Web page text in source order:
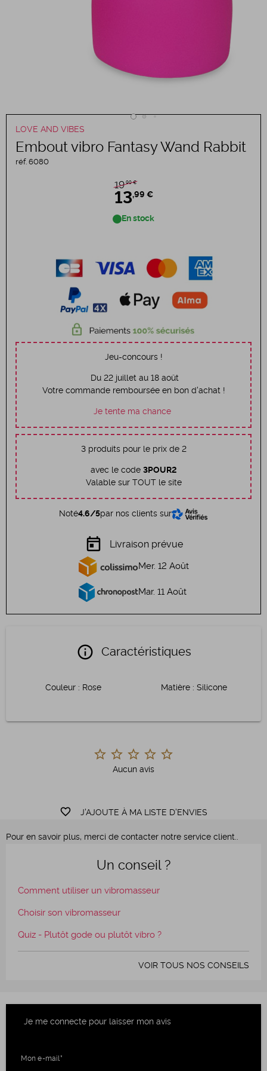
LOVE AND VIBES
Embout vibro Fantasy Wand Rabbit
réf. 6080
19,99 €
13,99 €
En stock
Jeu-concours !
Du 22 juillet au 18 août
Votre commande remboursée en bon d'achat !
Je tente ma chance
3 produits pour le prix de 2
avec le code 3POUR2
Valable sur TOUT le site
Noté4.6/5par nos clients sur
today Livraison prévue
Mer. 12 Août
Mar. 11 Août
Aucun avis
favorite_border J'AJOUTE À MA LISTE D'ENVIES
info Caractéristiques
Couleur: Rose Matière : Silicone
Pour en savoir plus, merci de contacter notre service client..
Un conseil ?
Comment utiliser un vibromasseur
Choisir son vibromasseur
Quiz - Plutôt gode ou plutôt vibro ?
VOIR TOUS NOS CONSEILS
Je me connecte pour laisser mon avis
Mon e-mail